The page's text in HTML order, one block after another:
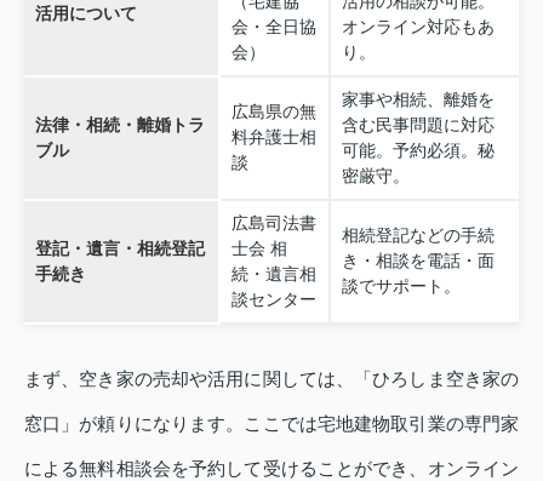
活用について
会・全日協
会）
オンライン対応もあ
り。
法律・相続・離婚トラ
ブル
広島県の無
料弁護士相
談
家事や相続、離婚を
含む民事問題に対応
可能。予約必須。秘
密厳守。
登記・遺言・相続登記
手続き
広島司法書
士会 相
続・遺言相
談センター
相続登記などの手続
き・相談を電話・面
談でサポート。
まず、空き家の売却や活用に関しては、「ひろしま空き家の
窓口」が頼りになります。ここでは宅地建物取引業の専門家
による無料相談会を予約して受けることができ、オンライン